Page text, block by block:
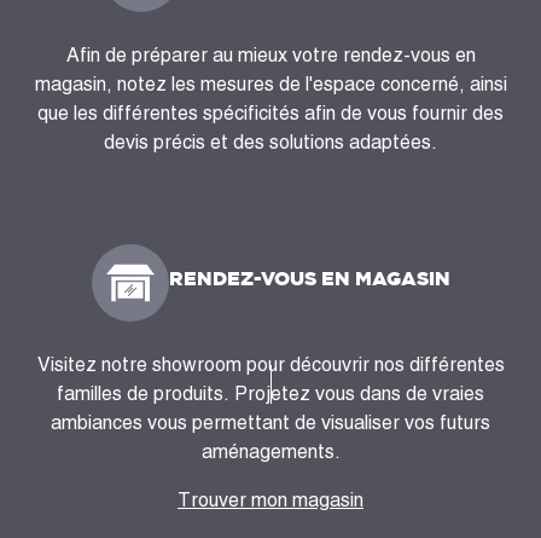
Afin de préparer au mieux votre rendez-vous en
magasin, notez les mesures de l'espace concerné, ainsi
que les différentes spécificités afin de vous fournir des
devis précis et des solutions adaptées.
RENDEZ-VOUS EN MAGASIN
Visitez notre showroom pour découvrir nos différentes
familles de produits. Projetez vous dans de vraies
ambiances vous permettant de visualiser vos futurs
aménagements.
Trouver mon magasin